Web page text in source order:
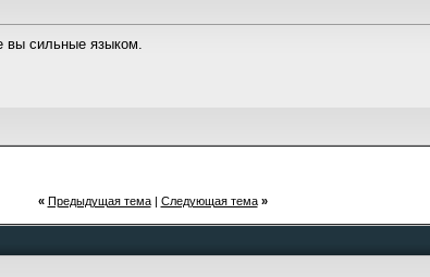
вы сильные языком.
« Предыдущая тема| Следующая тема »